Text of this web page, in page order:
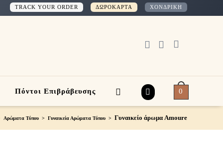
TRACK YOUR ORDER ΔΩΡΟΚΑΡΤΑ ΧΟΝΔΡΙΚΗ
Πόντοι Επιβράβευσης 0
Αρώματα Τύπου > Γυναικεία Αρώματα Τύπου > Γυναικείο άρωμα Amoure